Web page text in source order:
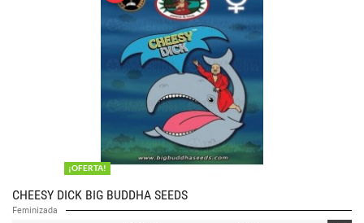
¡OFERTA!
CHEESY DICK BIG BUDDHA SEEDS
Feminizada